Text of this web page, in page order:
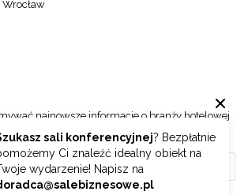
sali konferencyjnej? Bezpłatnie
Ci znaleźć idealny obiekt na
wydarzenie! Napisz na
najnowsze informacje o branży hotelowej
newslettera.